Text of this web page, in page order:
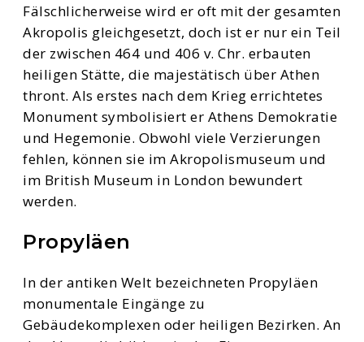
Fälschlicherweise wird er oft mit der gesamten
Akropolis gleichgesetzt, doch ist er nur ein Teil
der zwischen 464 und 406 v. Chr. erbauten
heiligen Stätte, die majestätisch über Athen
thront. Als erstes nach dem Krieg errichtetes
Monument symbolisiert er Athens Demokratie
und Hegemonie. Obwohl viele Verzierungen
fehlen, können sie im Akropolismuseum und
im British Museum in London bewundert
werden.
Propyläen
In der antiken Welt bezeichneten Propyläen
monumentale Eingänge zu
Gebäudekomplexen oder heiligen Bezirken. An